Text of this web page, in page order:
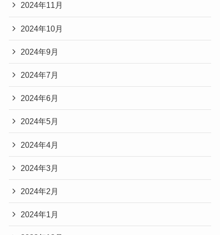
2024年11月
2024年10月
2024年9月
2024年7月
2024年6月
2024年5月
2024年4月
2024年3月
2024年2月
2024年1月